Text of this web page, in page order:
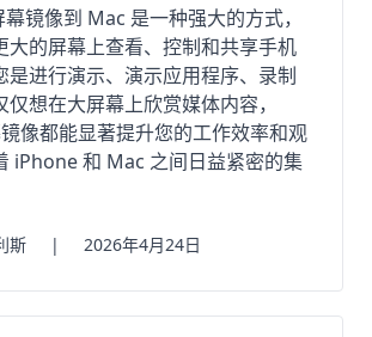
镜像到 Mac 是一种强大的方式，
大的屏幕上查看、控制和共享手机
是进行演示、演示应用程序、录制
想在大屏幕上欣赏媒体内容，
像都能显著提升您的工作效率和观
iPhone 和 Mac 之间日益紧密的集
斯 | 2026年4月24日